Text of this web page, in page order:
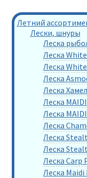
Летний
Лески, шнуры
Леска
Леска
Леска
Леска
Леска
Леска
Леска
Леска
Леска
Леска
Леска Carp
Леска Maidi